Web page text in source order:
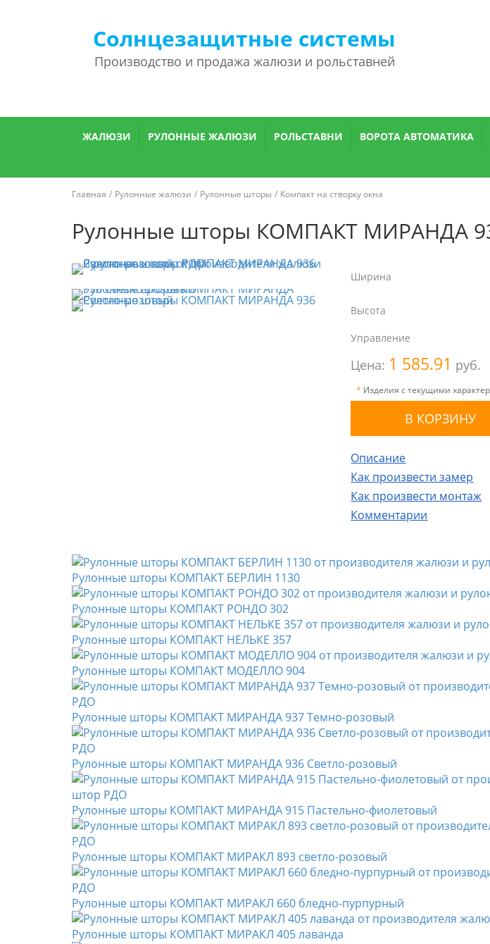
Солнцезащитные системы
Производство и продажа жалюзи и рольставней
ЖАЛЮЗИ РУЛОННЫЕ ЖАЛЮЗИ РОЛЬСТАВНИ ВОРОТА АВТОМАТИКА
Главная Рулонные жалюзи Рулонные шторы Компакт на створку окна
Рулонные шторы КОМПАКТ МИРАНДА
Ширина
Высота
Управление
Цена: 1 585.91 руб.
* Изделия с текущими
Описание
Как произвести замер
Как произвести монтаж
Комментарии
Рулонные шторы КОМПАКТ БЕРЛИН 1130
Рулонные шторы КОМПАКТ РОНДО 302
Рулонные шторы КОМПАКТ НЕЛЬКЕ 357
Рулонные шторы КОМПАКТ МОДЕЛЛО 904
Рулонные шторы КОМПАКТ МИРАНДА 937 Темно-розовый
Рулонные шторы КОМПАКТ МИРАНДА 936 Светло-розовый
Рулонные шторы КОМПАКТ МИРАНДА 915 Пастельно-фиолетовый
Рулонные шторы КОМПАКТ МИРАКЛ 893 светло-розовый
Рулонные шторы КОМПАКТ МИРАКЛ 660 бледно-пурпурный
Рулонные шторы КОМПАКТ МИРАКЛ 405 лаванда